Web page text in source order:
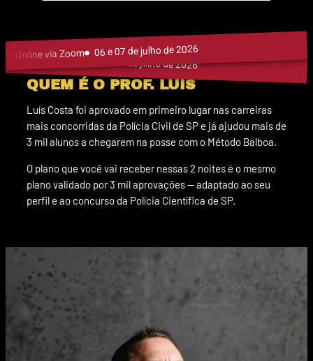
Online via Zoom 06 e 07 de julho de 2026
Online via Zoom 06 e 07 de julho de 2026
QUEM É O PROF. LUÍS
Luís Costa foi aprovado em primeiro lugar nas carreiras
mais concorridas da Polícia Civil de SP e já ajudou mais de
3 mil alunos a chegarem na posse com o Método Balboa.
O plano que você vai receber nessas 2 noites é o mesmo
plano validado por 3 mil aprovações — adaptado ao seu
perfil e ao concurso da Polícia Científica de SP.